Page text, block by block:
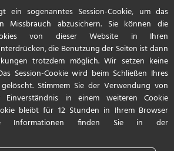
Start Referenzen Kontakt / Anfahrt
ein sogenanntes Session-Cookie, um das
Missbrauch abzusichern. Sie können die
von dieser Website in Ihren
die Benutzung der Seiten ist dann
trotzdem möglich. Wir setzen keine
Session-Cookie wird beim Schließen Ihres
Stimmem Sie der Verwendung von
in einem weiteren Cookie
bleibt für 12 Stunden in Ihrem Browser
Informationen finden Sie in der